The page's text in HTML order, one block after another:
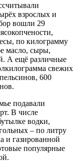
взрослых и
вошли 29
по килограмму
масло, сыры,
А ещё различные
свежих
600
подавали
В числе
водки,
– по литру
и газированной
популярные